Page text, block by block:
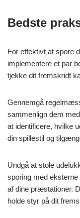
Bedste
For effektivt at spore
implementere et par
tjekke dit fremskridt
Gennemgå
sammenlign dem
at identificere, hvilke
din spillestil og
Undgå at stole
sporing med
af dine præstationer.
holde styr på dit